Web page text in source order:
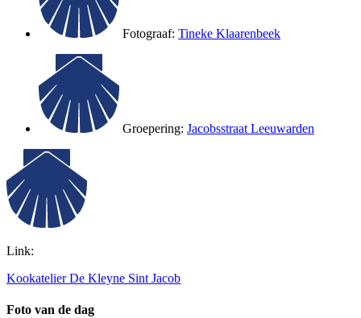
Fotograaf: Tineke Klaarenbeek
Groepering: Jacobsstraat Leeuwarden
Link:
Kookatelier De Kleyne Sint Jacob
Foto van de dag